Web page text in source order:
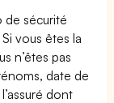
de sécurité
vous êtes la
n’êtes pas
date de
dont